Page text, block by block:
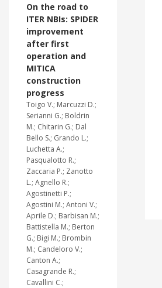
On the road to
ITER NBIs: SPIDER
improvement
after first
operation and
MITICA
construction
progress
Toigo V.; Marcuzzi D.;
Serianni G.; Boldrin
M.; Chitarin G.; Dal
Bello S.; Grando L.;
Luchetta A.;
Pasqualotto R.;
Zaccaria P.; Zanotto
L.; Agnello R.;
Agostinetti P.;
Agostini M.; Antoni V.;
Aprile D.; Barbisan M.;
Battistella M.; Berton
G.; Bigi M.; Brombin
M.; Candeloro V.;
Canton A.;
Casagrande R.;
Cavallini C.;